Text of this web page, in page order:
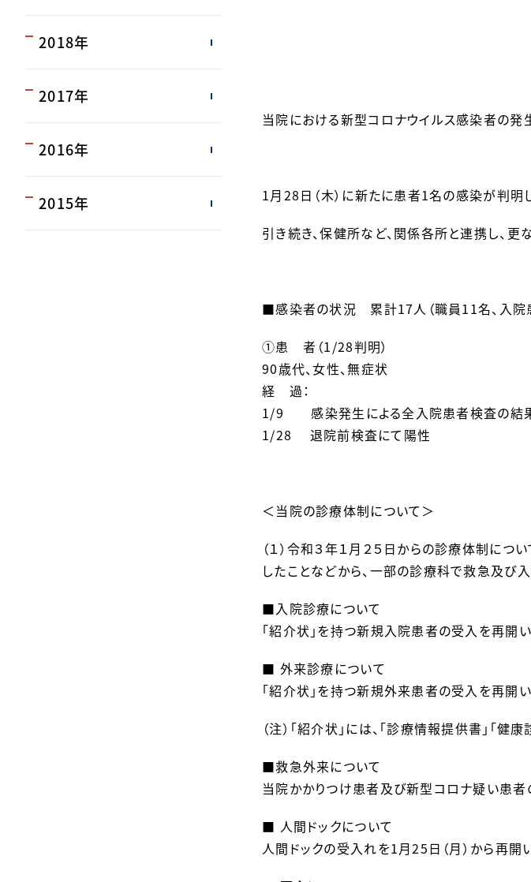
当院における新型コロナウイルス感染者の発
1月28日（木）に新たに患者1名の感染が判明
引き続き、保健所など、関係各所と連携し、
■感染者の状況 累計17人（職員11名、入院
①患 者（1/28判明）
90歳代、女性、無症状
経 過：
1/9 感染発生による全入院患者検査の結
1/28 退院前検査にて陽性
＜当院の診療体制について＞
（１）令和３年１月２５日からの診療体制に
したことなどから、一部の診療科で救急及び
■入院診療について
「紹介状」を持つ新規入院患者の受入を再開い
■ 外来診療について
「紹介状」を持つ新規外来患者の受入を再開い
（注）「紹介状」には、「診療情報提供書」「健
■救急外来について
当院かかりつけ患者及び新型コロナ疑い患者
■ 人間ドックについて
人間ドックの受入れを1月25日（月）から再開
2018年
2017年
2016年
2015年